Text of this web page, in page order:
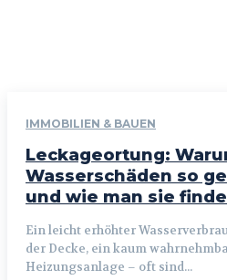
IMMOBILIEN & BAUEN
Leckageortung:
Wasserschäden so
und wie man sie
Ein leicht erhöhter
der Decke, ein kaum
Heizungsanlage – oft sind...